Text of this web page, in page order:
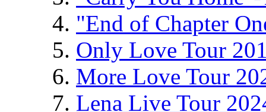
"End of Chapter
Only Love Tour
More Love Tour
Lena Live Tour